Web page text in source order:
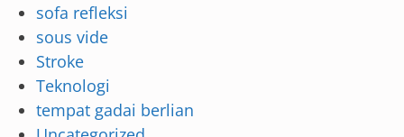
sofa refleksi
sous vide
Stroke
Teknologi
tempat gadai berlian